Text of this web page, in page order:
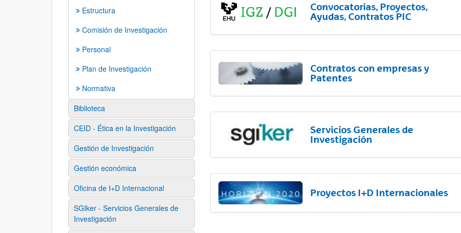
Estructura
Comisión de Investigación
Personal
Plan de Investigación
Normativa
Biblioteca
CEID - Ética en la Investigación
Gestión de Investigación
Gestión económica
Oficina de I+D Internacional
SGIker - Servicios Generales de
Investigación
Convocatorias, Proyectos,
Ayudas, Contratos PIC
Contratos con empresas y
Patentes
Servicios Generales de
Investigación
Proyectos I+D Internacionales